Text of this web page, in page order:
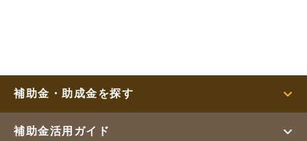
補助金・助成金を探す
補助金活用ガイド